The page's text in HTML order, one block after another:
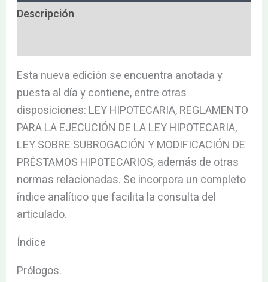
Descripción
Esta nueva edición se encuentra anotada y
puesta al día y contiene, entre otras
disposiciones: LEY HIPOTECARIA, REGLAMENTO
PARA LA EJECUCIÓN DE LA LEY HIPOTECARIA,
LEY SOBRE SUBROGACIÓN Y MODIFICACIÓN DE
PRÉSTAMOS HIPOTECARIOS, además de otras
normas relacionadas. Se incorpora un completo
índice analítico que facilita la consulta del
articulado.
Índice
Prólogos.